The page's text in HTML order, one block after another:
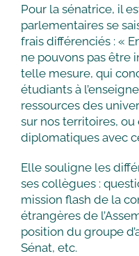
Pour la sénatrice, il
parlementaires se
frais différenciés : «
ne pouvons pas être
telle mesure, qui
étudiants à
ressources des
sur nos territoires,
diplomatiques avec
Elle souligne les
ses collègues :
mission flash de la
étrangères de
position du groupe
Sénat, etc.